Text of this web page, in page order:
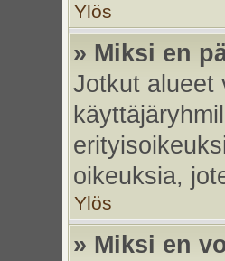
Ylös
» Miksi en
Jotkut alueet
oikeuksia,
Ylös
» Miksi en